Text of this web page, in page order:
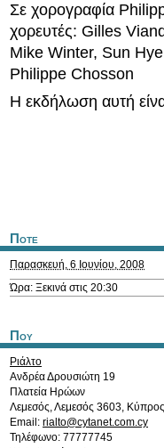
Σε χορογραφία
χορευτές: Gilles
Mike Winter, Sun
Philippe Chosson
Η εκδήλωση αυτή
Ποτε
Παρασκευή, 6 Ιουνίου, 2008
Ώρα: Ξεκινά στις 20:30
Που
Ριάλτο
Ανδρέα Δρουσιώτη 19
Πλατεία Ηρώων
Λεμεσός,Λεμεσός 3603, Κύπρος
Email: rialto@cytanet.com.cy
Τηλέφωνο: 77777745